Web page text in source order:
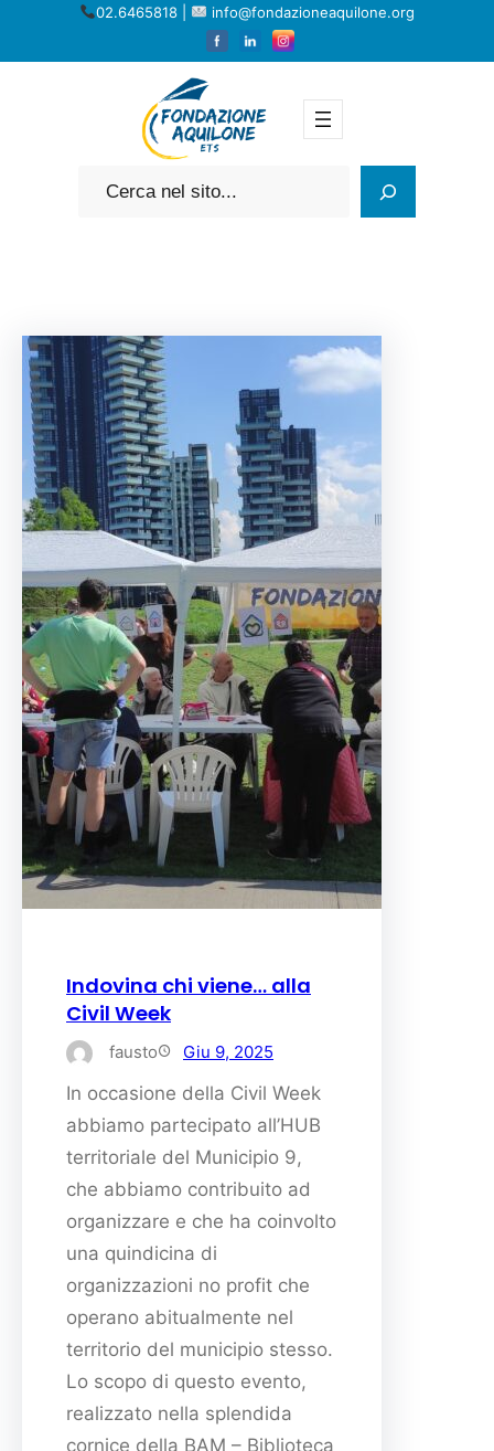
02.6465818 | info@fondazioneaquilone.org
Cerca
Indovina chi viene… alla
Civil Week
fausto Giu 9, 2025
In occasione della Civil Week
abbiamo partecipato all’HUB
territoriale del Municipio 9,
che abbiamo contribuito ad
organizzare e che ha coinvolto
una quindicina di
organizzazioni no profit che
operano abitualmente nel
territorio del municipio stesso.
Lo scopo di questo evento,
realizzato nella splendida
cornice della BAM – Biblioteca